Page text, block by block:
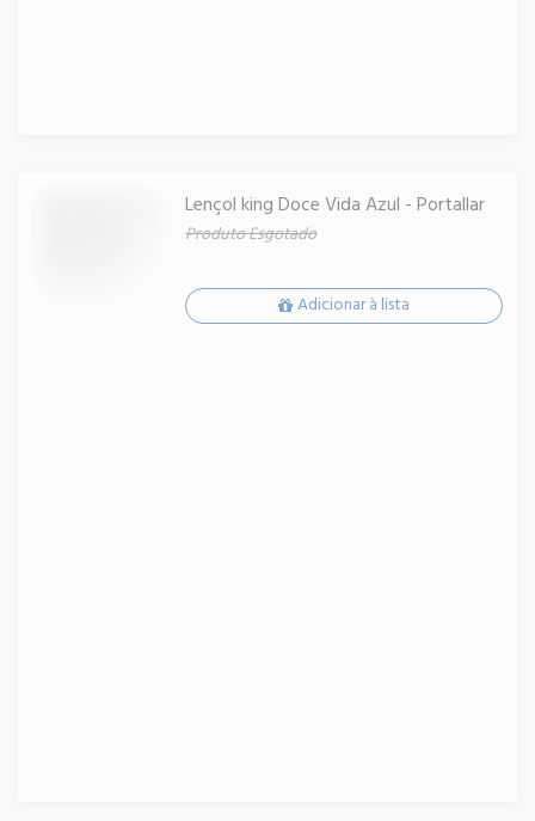
Lençol king Doce Vida Azul - Portallar
Produto Esgotado
Adicionar à lista